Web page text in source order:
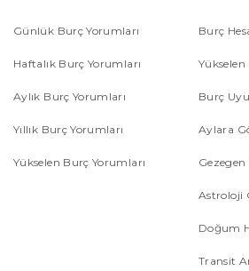
Günlük Burç Yorumları
Haftalık Burç Yorumları
Aylık Burç Yorumları
Yıllık Burç Yorumları
Yükselen Burç Yorumları
Burç
Burç
Aylara
Astroloji
Doğum
Transit